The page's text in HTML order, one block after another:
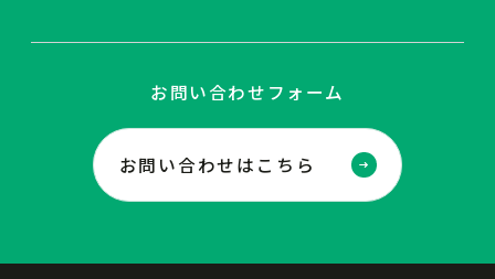
お問い合わせフォーム
お問い合わせはこちら